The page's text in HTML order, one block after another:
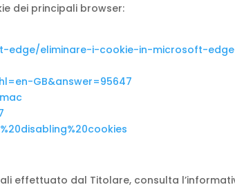
dei principali browser:
eliminare-i-cookie-in-microsoft-
GB&answer=95647
effettuato dal Titolare, consulta